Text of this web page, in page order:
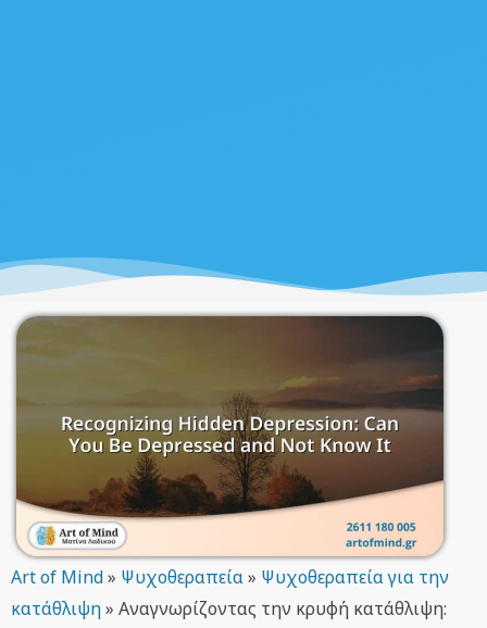
Art of Mind» Ψυχοθεραπεία» Ψυχοθεραπεία για την
κατάθλιψη» Αναγνωρίζοντας την κρυφή κατάθλιψη: